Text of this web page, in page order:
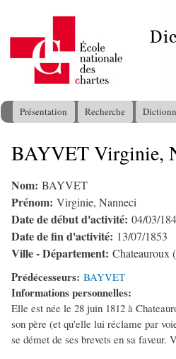
Menu principal
Présentation Recherche
Vous êtes ici
BAYVET Virginie,
Nom: BAYVET
Prénom: Virginie, Nanneci
Date de début d'activité: 04/03/
Date de fin d'activité: 13/07/1853
Ville - Département: Chateauroux
Prédécesseurs: BAYVET
Informations personnelles:
Elle est née le 28 juin 1812 à
son père (et qu'elle lui réclame par
se démet de ses brevets en sa